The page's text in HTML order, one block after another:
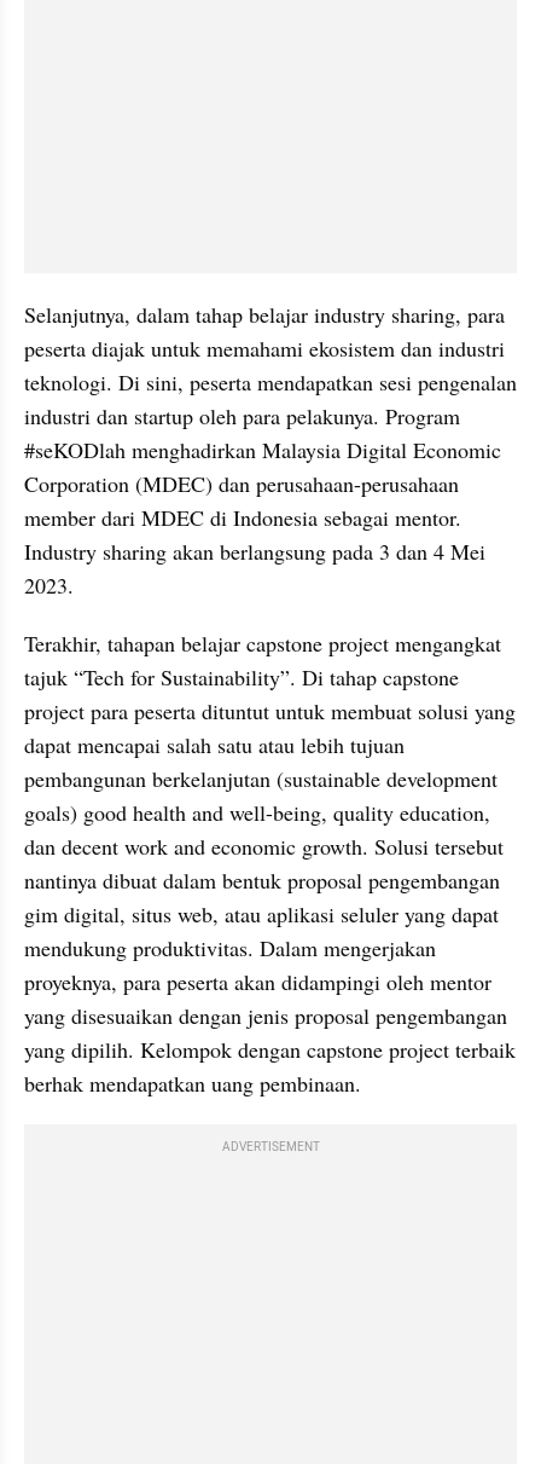
Selanjutnya, dalam tahap belajar industry sharing, para
peserta diajak untuk memahami ekosistem dan industri
teknologi. Di sini, peserta mendapatkan sesi pengenalan
industri dan startup oleh para pelakunya. Program
#seKODlah menghadirkan Malaysia Digital Economic
Corporation (MDEC) dan perusahaan-perusahaan
member dari MDEC di Indonesia sebagai mentor.
Industry sharing akan berlangsung pada 3 dan 4 Mei
2023.
Terakhir, tahapan belajar capstone project mengangkat
tajuk “Tech for Sustainability”. Di tahap capstone
project para peserta dituntut untuk membuat solusi yang
dapat mencapai salah satu atau lebih tujuan
pembangunan berkelanjutan (sustainable development
goals) good health and well-being, quality education,
dan decent work and economic growth. Solusi tersebut
nantinya dibuat dalam bentuk proposal pengembangan
gim digital, situs web, atau aplikasi seluler yang dapat
mendukung produktivitas. Dalam mengerjakan
proyeknya, para peserta akan didampingi oleh mentor
yang disesuaikan dengan jenis proposal pengembangan
yang dipilih. Kelompok dengan capstone project terbaik
berhak mendapatkan uang pembinaan.
ADVERTISEMENT